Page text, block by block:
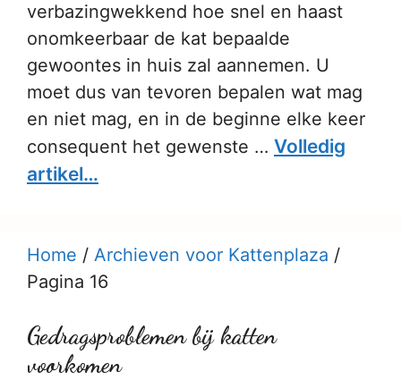
verbazingwekkend hoe snel en haast
onomkeerbaar de kat bepaalde
gewoontes in huis zal aannemen. U
moet dus van tevoren bepalen wat mag
en niet mag, en in de beginne elke keer
consequent het gewenste … Volledig
artikel…
Home / Archieven voor Kattenplaza /
Pagina 16
Gedragsproblemen bij katten
voorkomen